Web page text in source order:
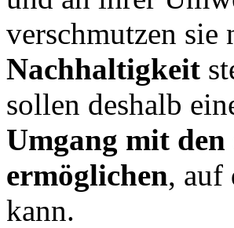
verschmutzen sie
Nachhaltigkeit
sollen deshalb
Umgang mit den
ermöglichen, auf
kann.